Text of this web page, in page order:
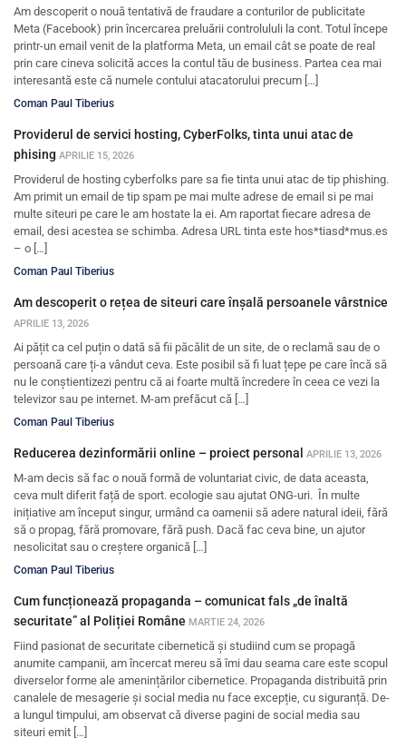
Am descoperit o nouă tentativă de fraudare a conturilor de publicitate
Meta (Facebook) prin încercarea preluării controlululi la cont. Totul începe
printr-un email venit de la platforma Meta, un email cât se poate de real
prin care cineva solicită acces la contul tău de business. Partea cea mai
interesantă este că numele contului atacatorului precum […]
Coman Paul Tiberius
Providerul de servici hosting, CyberFolks, tinta unui atac de
phising APRILIE 15, 2026
Providerul de hosting cyberfolks pare sa fie tinta unui atac de tip phishing.
Am primit un email de tip spam pe mai multe adrese de email si pe mai
multe siteuri pe care le am hostate la ei. Am raportat fiecare adresa de
email, desi acestea se schimba. Adresa URL tinta este hos*tiasd*mus.es
– o […]
Coman Paul Tiberius
Am descoperit o rețea de siteuri care înșală persoanele vârstnice
APRILIE 13, 2026
Ai pățit ca cel puțin o dată să fii păcălit de un site, de o reclamă sau de o
persoană care ți-a vândut ceva. Este posibil să fi luat țepe pe care încă să
nu le conștientizezi pentru că ai foarte multă încredere în ceea ce vezi la
televizor sau pe internet. M-am prefăcut că […]
Coman Paul Tiberius
Reducerea dezinformării online – proiect personal APRILIE 13, 2026
M-am decis să fac o nouă formă de voluntariat civic, de data aceasta,
ceva mult diferit față de sport. ecologie sau ajutat ONG-uri. În multe
inițiative am început singur, urmând ca oamenii să adere natural ideii, fără
să o propag, fără promovare, fără push. Dacă fac ceva bine, un ajutor
nesolicitat sau o creștere organică […]
Coman Paul Tiberius
Cum funcționează propaganda – comunicat fals „de înaltă
securitate” al Poliției Române MARTIE 24, 2026
Fiind pasionat de securitate cibernetică și studiind cum se propagă
anumite campanii, am încercat mereu să îmi dau seama care este scopul
diverselor forme ale amenințărilor cibernetice. Propaganda distribuită prin
canalele de mesagerie și social media nu face excepție, cu siguranță. De-
a lungul timpului, am observat că diverse pagini de social media sau
siteuri emit […]